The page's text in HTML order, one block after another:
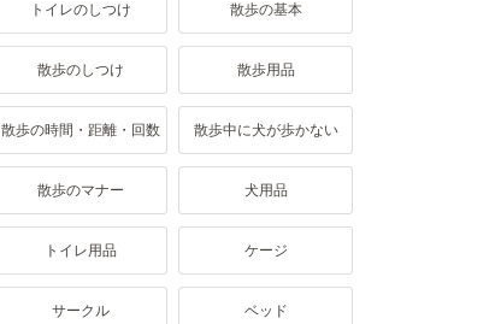
トイレのしつけ 散歩の基本
散歩のしつけ 散歩用品
散歩の時間・距離・回数 散歩中に犬が歩かない
散歩のマナー 犬用品
トイレ用品 ケージ
サークル ベッド